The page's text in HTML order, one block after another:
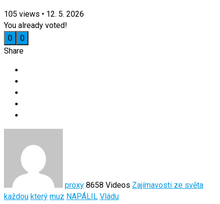
105 views • 12. 5. 2026
You already voted!
0
0
Share
proxy 8658 Videos Zajímavosti ze světa
každou který muz NAPÁLIL Vládu